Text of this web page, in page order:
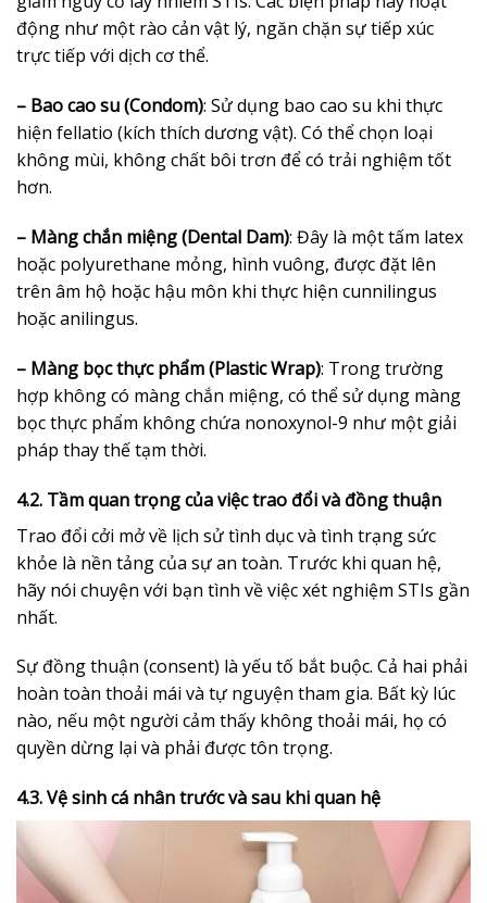
động như một rào cản vật lý, ngăn chặn sự tiếp xúc
trực tiếp với dịch cơ thể.
– Bao cao su (Condom): Sử dụng bao cao su khi thực
hiện fellatio (kích thích dương vật). Có thể chọn loại
không mùi, không chất bôi trơn để có trải nghiệm tốt
hơn.
– Màng chắn miệng (Dental Dam): Đây là một tấm latex
hoặc polyurethane mỏng, hình vuông, được đặt lên
trên âm hộ hoặc hậu môn khi thực hiện cunnilingus
hoặc anilingus.
– Màng bọc thực phẩm (Plastic Wrap): Trong trường
hợp không có màng chắn miệng, có thể sử dụng màng
bọc thực phẩm không chứa nonoxynol-9 như một giải
pháp thay thế tạm thời.
4.2. Tầm quan trọng của việc trao đổi và đồng thuận
Trao đổi cởi mở về lịch sử tình dục và tình trạng sức
khỏe là nền tảng của sự an toàn. Trước khi quan hệ,
hãy nói chuyện với bạn tình về việc xét nghiệm STIs gần
nhất.
Sự đồng thuận (consent) là yếu tố bắt buộc. Cả hai phải
hoàn toàn thoải mái và tự nguyện tham gia. Bất kỳ lúc
nào, nếu một người cảm thấy không thoải mái, họ có
quyền dừng lại và phải được tôn trọng.
4.3. Vệ sinh cá nhân trước và sau khi quan hệ